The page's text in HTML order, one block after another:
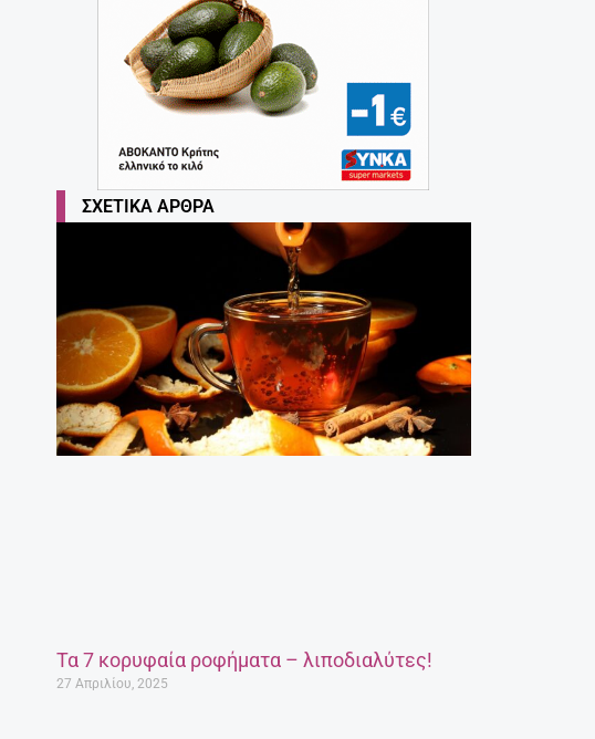
ΣΧΕΤΙΚΆ ΆΡΘΡΑ
Τα 7 κορυφαία ροφήματα – λιποδιαλύτες!
27 Απριλίου, 2025